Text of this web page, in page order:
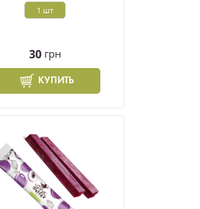
1 шт
30 грн
КУПИТЬ